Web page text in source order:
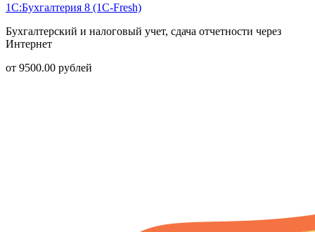
1С:Бухгалтерия 8 (1С-Fresh)
Бухгалтерский и налоговый учет, сдача отчетности через
Интернет
от 9500.00 рублей